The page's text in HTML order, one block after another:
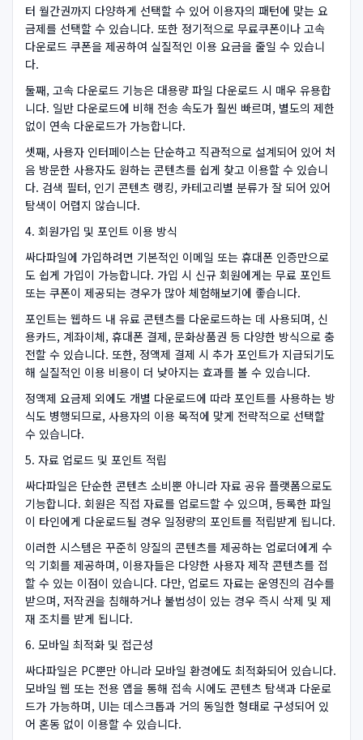
터 월간권까지 다양하게 선택할 수 있어 이용자의 패턴에 맞는 요
금제를 선택할 수 있습니다. 또한 정기적으로 무료쿠폰이나 고속
다운로드 쿠폰을 제공하여 실질적인 이용 요금을 줄일 수 있습니
다.
둘째, 고속 다운로드 기능은 대용량 파일 다운로드 시 매우 유용합
니다. 일반 다운로드에 비해 전송 속도가 훨씬 빠르며, 별도의 제한
없이 연속 다운로드가 가능합니다.
셋째, 사용자 인터페이스는 단순하고 직관적으로 설계되어 있어 처
음 방문한 사용자도 원하는 콘텐츠를 쉽게 찾고 이용할 수 있습니
다. 검색 필터, 인기 콘텐츠 랭킹, 카테고리별 분류가 잘 되어 있어
탐색이 어렵지 않습니다.
4. 회원가입 및 포인트 이용 방식
싸다파일에 가입하려면 기본적인 이메일 또는 휴대폰 인증만으로
도 쉽게 가입이 가능합니다. 가입 시 신규 회원에게는 무료 포인트
또는 쿠폰이 제공되는 경우가 많아 체험해보기에 좋습니다.
포인트는 웹하드 내 유료 콘텐츠를 다운로드하는 데 사용되며, 신
용카드, 계좌이체, 휴대폰 결제, 문화상품권 등 다양한 방식으로 충
전할 수 있습니다. 또한, 정액제 결제 시 추가 포인트가 지급되기도
해 실질적인 이용 비용이 더 낮아지는 효과를 볼 수 있습니다.
정액제 요금제 외에도 개별 다운로드에 따라 포인트를 사용하는 방
식도 병행되므로, 사용자의 이용 목적에 맞게 전략적으로 선택할
수 있습니다.
5. 자료 업로드 및 포인트 적립
싸다파일은 단순한 콘텐츠 소비뿐 아니라 자료 공유 플랫폼으로도
기능합니다. 회원은 직접 자료를 업로드할 수 있으며, 등록한 파일
이 타인에게 다운로드될 경우 일정량의 포인트를 적립받게 됩니다.
이러한 시스템은 꾸준히 양질의 콘텐츠를 제공하는 업로더에게 수
익 기회를 제공하며, 이용자들은 다양한 사용자 제작 콘텐츠를 접
할 수 있는 이점이 있습니다. 다만, 업로드 자료는 운영진의 검수를
받으며, 저작권을 침해하거나 불법성이 있는 경우 즉시 삭제 및 제
재 조치를 받게 됩니다.
6. 모바일 최적화 및 접근성
싸다파일은 PC뿐만 아니라 모바일 환경에도 최적화되어 있습니다.
모바일 웹 또는 전용 앱을 통해 접속 시에도 콘텐츠 탐색과 다운로
드가 가능하며, UI는 데스크톱과 거의 동일한 형태로 구성되어 있
어 혼동 없이 이용할 수 있습니다.